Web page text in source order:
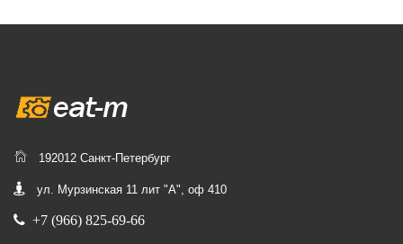
192012 Санкт-Петербург
ул. Мурзинская 11 лит "А", оф 410
+7 (966) 825-69-66